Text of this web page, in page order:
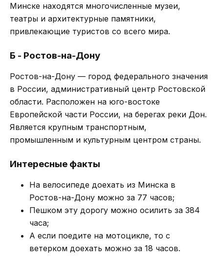
Минске находятся многочисленные музеи,
театры и архитектурные памятники,
привлекающие туристов со всего мира.
Б - Ростов-на-Дону
Ростов-на-Дону — город федерального значения
в России, административный центр Ростовской
области. Расположен на юго-востоке
Европейской части России, на берегах реки Дон.
Является крупным транспортным,
промышленным и культурным центром страны.
Интересные факты
На велосипеде доехать из Минска в
Ростов-на-Дону можно за 77 часов;
Пешком эту дорогу можно осилить за 384
часа;
А если поедите на мотоцикле, то с
ветерком доехать можно за 18 часов.